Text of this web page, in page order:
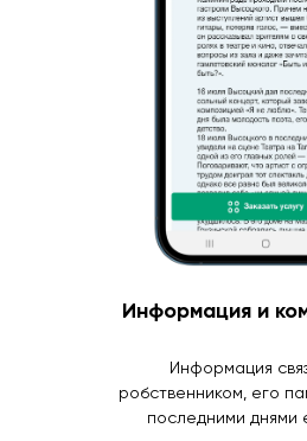
Информация и
Информация
робственником, его
последними днями